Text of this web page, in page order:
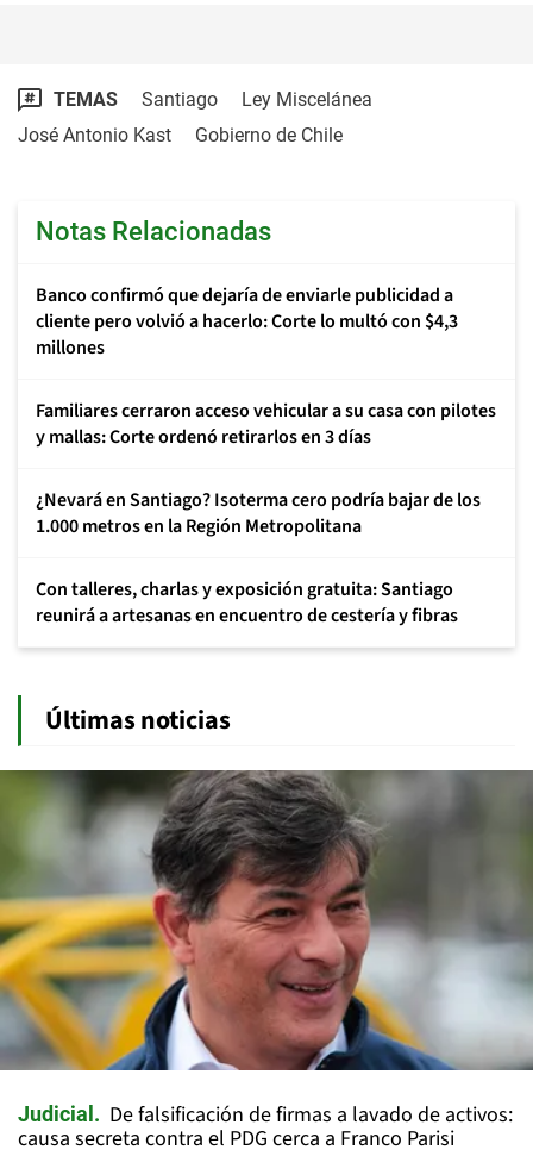
TEMAS Santiago
Ley Miscelánea
José Antonio Kast
Gobierno de Chile
Notas Relacionadas
Banco confirmó que dejaría de enviarle publicidad a
cliente pero volvió a hacerlo: Corte lo multó con $4,3
millones
Familiares cerraron acceso vehicular a su casa con pilotes
y mallas: Corte ordenó retirarlos en 3 días
¿Nevará en Santiago? Isoterma cero podría bajar de los
1.000 metros en la Región Metropolitana
Con talleres, charlas y exposición gratuita: Santiago
reunirá a artesanas en encuentro de cestería y fibras
Últimas noticias
Judicial
De falsificación de firmas a lavado de activos:
causa secreta contra el PDG cerca a Franco Parisi